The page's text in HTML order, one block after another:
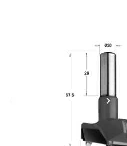
keyboard_arrow_right